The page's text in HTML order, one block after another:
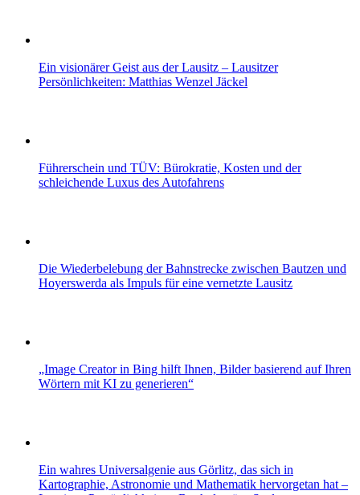
Ein visionärer Geist aus der Lausitz – Lausitzer
Persönlichkeiten: Matthias Wenzel Jäckel
Führerschein und TÜV: Bürokratie, Kosten und der
schleichende Luxus des Autofahrens
Die Wiederbelebung der Bahnstrecke zwischen Bautzen und
Hoyerswerda als Impuls für eine vernetzte Lausitz
„Image Creator in Bing hilft Ihnen, Bilder basierend auf Ihren
Wörtern mit KI zu generieren“
Ein wahres Universalgenie aus Görlitz, das sich in
Kartographie, Astronomie und Mathematik hervorgetan hat –